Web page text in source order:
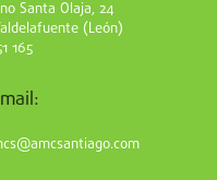
Santa Olaja, 24
(León)
165